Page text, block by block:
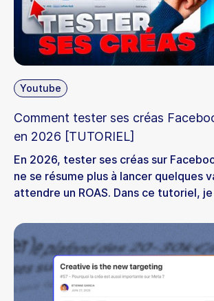
Youtube
Comment tester ses créas
en 2026 [TUTORIEL]
En 2026, tester ses créas sur
ne se résume plus à lancer quelques
attendre un ROAS. Dans ce tutoriel,
créatif adapté aux nouvelles logiques
la diversité conceptuelle et aux
d’Andromeda. On parle framework
séparation testing et scaling, lecture
créatives, interprétation des signaux